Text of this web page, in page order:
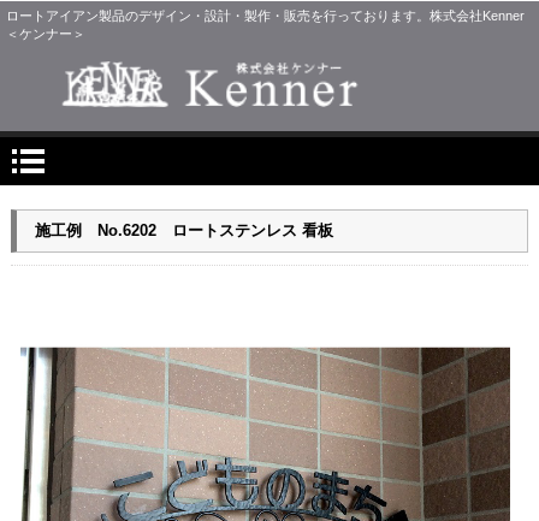
ロートアイアン製品のデザイン・設計・製作・販売を行っております。株式会社Kenner
＜ケンナー＞
施工例 No.6202 ロートステンレス 看板